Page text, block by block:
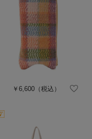
￥6,600（税込）